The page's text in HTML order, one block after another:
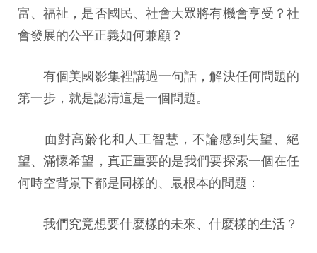
富、福祉，是否國民、社會大眾將有機會享受？社
會發展的公平正義如何兼顧？
有個美國影集裡講過一句話，解決任何問題的
第一步，就是認清這是一個問題。
面對高齡化和人工智慧，不論感到失望、絕
望、滿懷希望，真正重要的是我們要探索一個在任
何時空背景下都是同樣的、最根本的問題：
我們究竟想要什麼樣的未來、什麼樣的生活？